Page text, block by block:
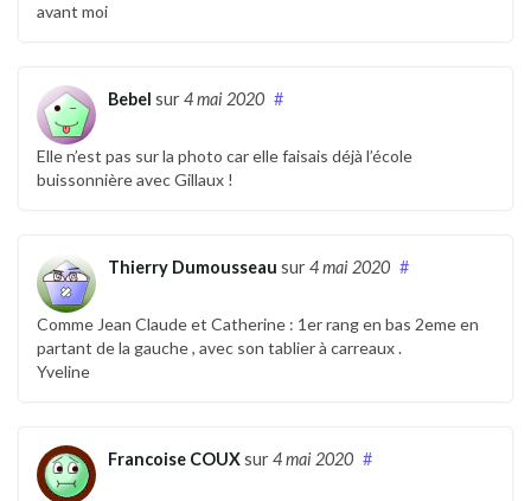
avant moi
Bebel sur 4 mai 2020 #
Elle n’est pas sur la photo car elle faisais déjà l’école
buissonnière avec Gillaux !
Thierry Dumousseau sur 4 mai 2020 #
Comme Jean Claude et Catherine : 1er rang en bas 2eme en
partant de la gauche , avec son tablier à carreaux .
Yveline
Francoise COUXsur 4 mai 2020 #